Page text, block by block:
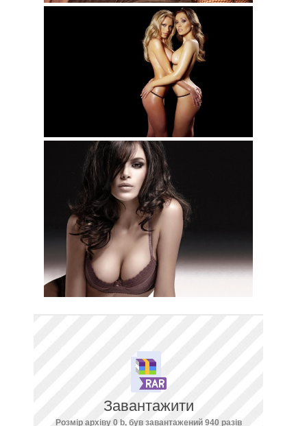
Завантажити
Розмір архіву 0 b, був завантажений 940 разів